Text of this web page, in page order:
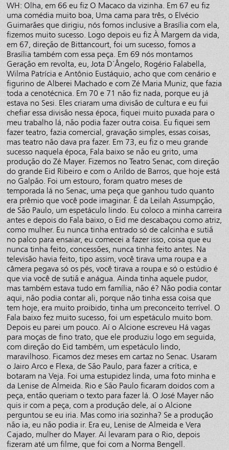
WH: Olha, em 66 eu fiz O Macaco da vizinha. Em 67 eu fiz
uma comédia muito boa, Uma cama para três, o Elvécio
Guimarães que dirigiu, nós fomos inclusive a Brasília com ela,
fizemos muito sucesso. Logo depois eu fiz À Margem da vida,
em 67, direção de Bittancourt, foi um sucesso, fomos a
Brasília também com essa peça. Em 69 nós montamos
Geração em revolta, eu, Jota D´Ângelo, Rogério Falabella,
Wilma Patrícia e Antônio Eustáquio, acho que com cenário e
figurino de Alberei Machado e com Zé Maria Muniz, que fazia
toda a cenotécnica. Em 70 e 71 não fiz nada, porque eu já
estava no Sesi. Eles criaram uma divisão de cultura e eu fui
chefiar essa divisão nessa época, fiquei muito puxada para o
meu trabalho lá, não podia fazer outra coisa. Eu fiquei sem
fazer teatro, fazia comercial, gravação simples, essas coisas,
mas teatro não dava pra fazer. Em 73, eu fiz o meu grande
sucesso naquela época, Fala baixo se não eu grito, uma
produção do Zé Mayer. Fizemos no Teatro Senac, com direção
do grande Eid Ribeiro e com o Arildo de Barros, que hoje está
no Galpão. Foi um estouro, foram quatro meses de
temporada lá no Senac, uma peça que ganhou tudo quanto
era prêmio que você pode imaginar. É da Leilah Assumpção,
de São Paulo, um espetáculo lindo. Eu coloco a minha carreira
antes e depois do Fala baixo, o Eid me descabaçou como atriz,
como mulher. Eu nunca tinha entrado só de calcinha e sutiã
no palco para ensaiar, eu comecei a fazer isso, coisa que eu
nunca tinha feito, concessões, nunca tinha feito antes. Na
televisão havia feito, tipo assim, você tirava uma roupa e a
câmera pegava só os pés, você tirava a roupa e só o estúdio é
que via você de sutiã e anágua. Ainda tinha aquele pudor,
mas também estava tudo em família, não é? Não podia contar
aqui, não podia contar ali, porque não tinha essa coisa que
tem hoje, era muito proibido, tinha um preconceito terrível. O
Fala baixo fez muito sucesso, foi um espetáculo muito bom.
Depois eu parei um pouco. Aí o Alcione escreveu Há vagas
para moças de fino trato, que ele produziu logo em seguida,
com direção do Eid também, um espetáculo lindo,
maravilhoso. Ficamos dez meses em cartaz no Senac. Usaram
o Jairo Arco e Flexa, de São Paulo, para fazer a crítica, e
botaram na Veja. Foi uma estupidez linda, uma foto minha e
da Lenise de Almeida. Rio e São Paulo ficaram doidos com a
peça, então queriam o texto para fazer lá. O José Mayer não
quis ir com a peça, com a produção dele, aí o Alcione
perguntou se eu iria. Mas como iria sozinha? Se a produção
não ia, eu não podia ir. Era eu, Lenise de Almeida e Vera
Cajado, mulher do Mayer. Aí levaram para o Rio, depois
fizeram até um filme, que foi com a Norma Bengell.